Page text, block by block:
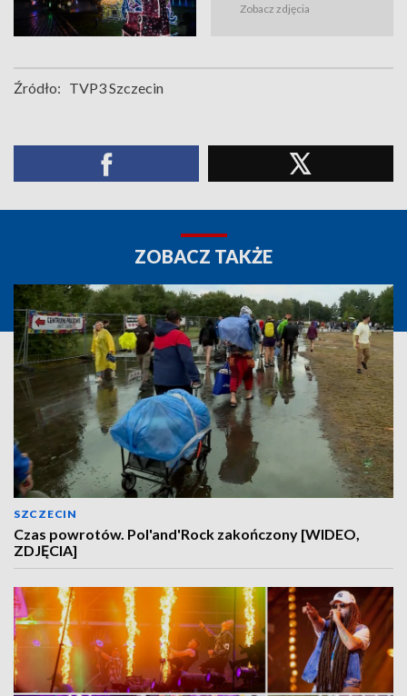
Zobacz zdjęcia
Źródło: TVP3 Szczecin
ZOBACZ TAKŻE
SZCZECIN
Czas powrotów. Pol'and'Rock zakończony [WIDEO,
ZDJĘCIA]